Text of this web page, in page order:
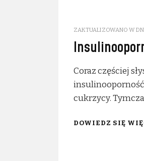
ZAKTUALIZOWANO W
Coraz częściej
cukrzycy.
DOWIEDZ SIĘ